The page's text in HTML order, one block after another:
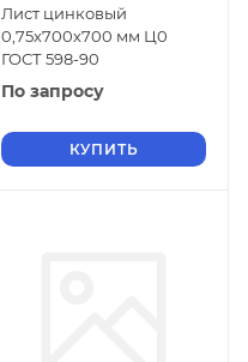
Лист цинковый
0,75х700х700 мм Ц0
ГОСТ 598-90
По запросу
КУПИТЬ